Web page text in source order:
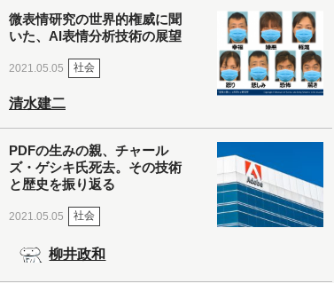
微表情研究の世界的権威に聞
いた、AI表情分析技術の展望
2021.05.05 社会
清水建二
PDFの生みの親、チャール
ズ・ゲシキ氏死去。その技術
と歴史を振り返る
2021.05.05 社会
柳井政和